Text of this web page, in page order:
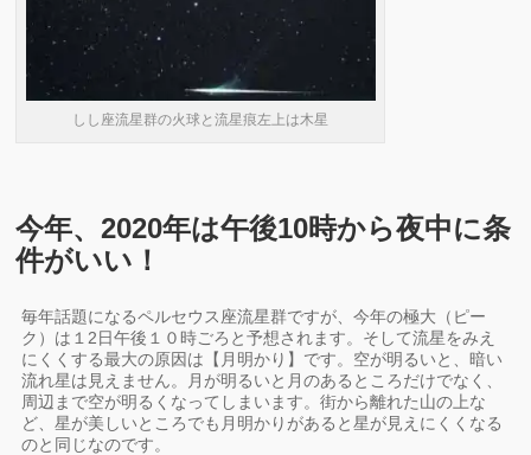
しし座流星群の火球と流星痕左上は木星
今年、2020年は午後10時から夜中に条
件がいい！
毎年話題になるペルセウス座流星群ですが、今年の極大（ピー
ク）は１2日午後１０時ごろと予想されます。そして流星をみえ
にくくする最大の原因は【月明かり】です。空が明るいと、暗い
流れ星は見えません。月が明るいと月のあるところだけでなく、
周辺まで空が明るくなってしまいます。街から離れた山の上な
ど、星が美しいところでも月明かりがあると星が見えにくくなる
のと同じなのです。